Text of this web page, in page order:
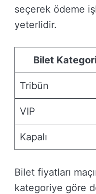
seçerek ödeme
yeterlidir.
Bilet
Tribün
VIP
Kapalı
Bilet fiyatları
kategoriye göre